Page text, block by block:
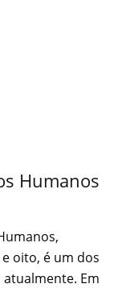
Humanos
oito, é um dos
Em